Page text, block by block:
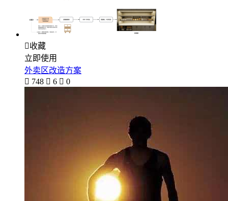
收藏
立即使用
外卖区改造方案
 748  6  0